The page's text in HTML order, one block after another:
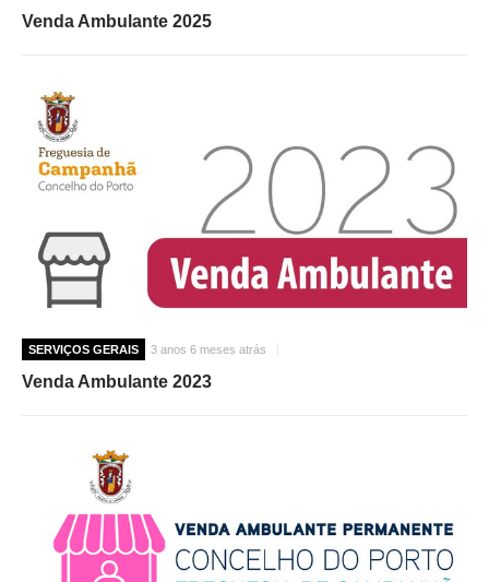
Venda Ambulante 2025
SERVIÇOS GERAIS 3 anos 6 meses atrás
Venda Ambulante 2023